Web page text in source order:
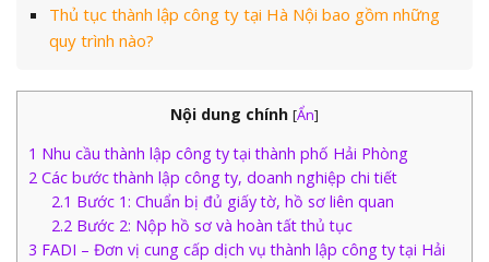
Thủ tục thành lập công ty tại Hà Nội bao gồm những
quy trình nào?
Nội dung chính [Ẩn]
1 Nhu cầu thành lập công ty tại thành phố Hải Phòng
2 Các bước thành lập công ty, doanh nghiệp chi tiết
2.1 Bước 1: Chuẩn bị đủ giấy tờ, hồ sơ liên quan
2.2 Bước 2: Nộp hồ sơ và hoàn tất thủ tục
3 FADI – Đơn vị cung cấp dịch vụ thành lập công ty tại Hải